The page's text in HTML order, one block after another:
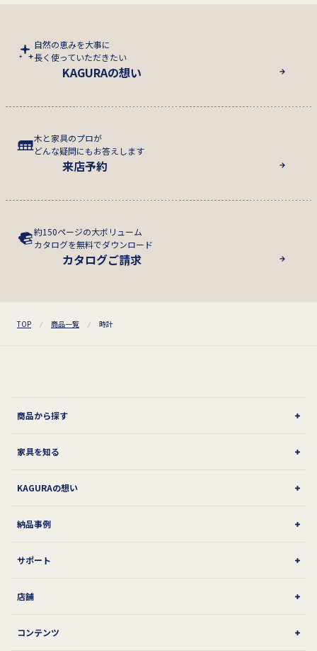
自然の恵みを大事に
長く使っていただきたい
KAGURAの想い
木と家具のプロが
どんな疑問にもお答えします
来店予約
約150ページの大ボリューム
カタログを無料でダウンロード
カタログご請求
TOP 商品一覧 時計
商品から探す
家具を知る
KAGURAの想い
納品事例
サポート
店舗
コンテンツ